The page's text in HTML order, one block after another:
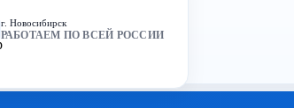
г. Новосибирск
РАБОТАЕМ ПО ВСЕЙ РОССИИ